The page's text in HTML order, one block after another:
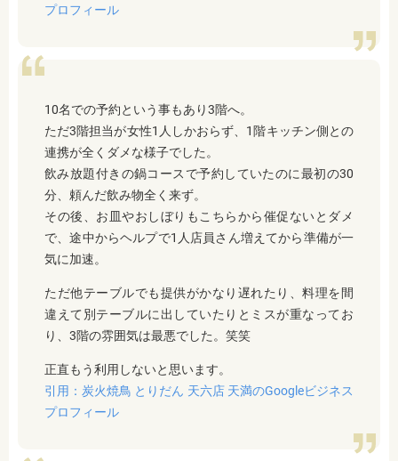
プロフィール
10名での予約という事もあり3階へ。
ただ3階担当が女性1人しかおらず、1階キッチン側との
連携が全くダメな様子でした。
飲み放題付きの鍋コースで予約していたのに最初の30
分、頼んだ飲み物全く来ず。
その後、お皿やおしぼりもこちらから催促ないとダメ
で、途中からヘルプで1人店員さん増えてから準備が一
気に加速。
ただ他テーブルでも提供がかなり遅れたり、料理を間
違えて別テーブルに出していたりとミスが重なってお
り、3階の雰囲気は最悪でした。笑笑
正直もう利用しないと思います。
引用：炭火焼鳥 とりだん 天六店 天満のGoogleビジネス
プロフィール